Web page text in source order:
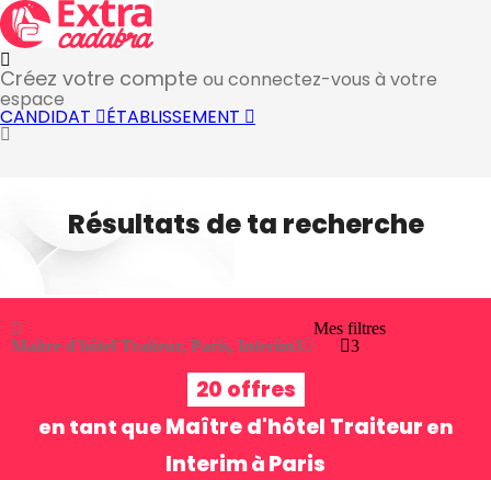
Créez votre compte ou connectez-vous à votre
espace
CANDIDAT ÉTABLISSEMENT
Résultats de ta recherche
Maître d'hôtel Traiteur, Paris, Interim3
Mes filtres
3
20 offres
en tant que Maître d'hôtel Traiteur en
Interimà Paris